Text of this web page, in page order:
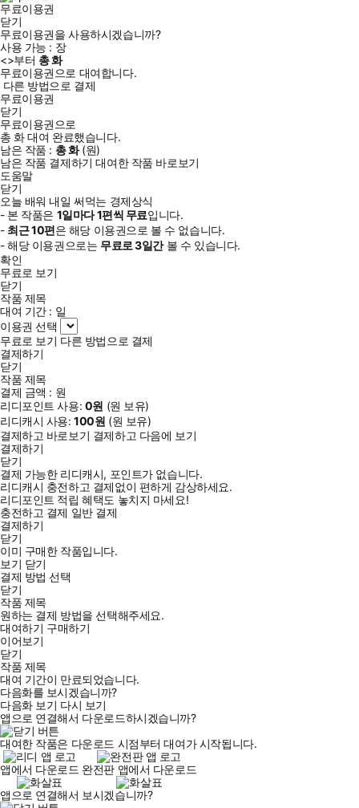
무료이용권
닫기
무료이용권을 사용하시겠습니까?
사용 가능 : 장
<>부터 총화
무료이용권으로 대여합니다.
다른 방법으로 결제
무료이용권
닫기
무료이용권으로
총 화대여 완료했습니다.
남은 작품 : 총화(원)
남은 작품 결제하기 대여한 작품 바로보기
도움말
닫기
오늘 배워 내일 써먹는 경제상식
- 본 작품은 1일마다1편씩 무료입니다.
- 최근10편은 해당 이용권으로 볼 수 없습니다.
- 해당 이용권으로는 무료로3일간볼 수 있습니다.
확인
무료로 보기
닫기
작품 제목
대여 기간 : 일
이용권 선택
무료로 보기 다른 방법으로 결제
결제하기
닫기
작품 제목
결제 금액 : 원
리디포인트 사용: 0원 (원 보유)
리디캐시 사용:100원 (원 보유)
결제하고 바로보기 결제하고 다음에 보기
결제하기
닫기
결제 가능한 리디캐시, 포인트가 없습니다.
리디캐시 충전하고 결제없이 편하게 감상하세요.
리디포인트 적립 혜택도 놓치지 마세요!
충전하고 결제 일반 결제
결제하기
닫기
이미 구매한 작품입니다.
보기 닫기
결제 방법 선택
닫기
작품 제목
원하는 결제 방법을 선택해주세요.
대여하기 구매하기
이어보기
닫기
작품 제목
대여 기간이 만료되었습니다.
다음화를 보시겠습니까?
다음화 보기 다시 보기
앱으로 연결해서 다운로드하시겠습니까?
대여한 작품은 다운로드 시점부터 대여가 시작됩니다.
앱에서 다운로드 완전판 앱에서 다운로드
앱으로 연결해서 보시겠습니까?